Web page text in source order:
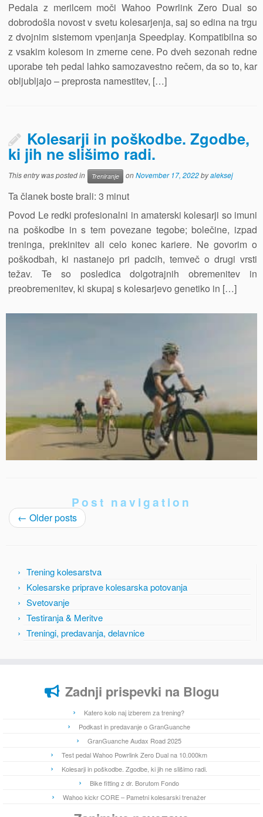
Pedala z merilcem moči Wahoo Powrlink Zero Dual so
dobrodošla novost v svetu kolesarjenja, saj so edina na trgu
z dvojnim sistemom vpenjanja Speedplay. Kompatibilna so
z vsakim kolesom in zmerne cene. Po dveh sezonah redne
uporabe teh pedal lahko samozavestno rečem, da so to, kar
obljubljajo – preprosta namestitev, […]
Kolesarji in poškodbe. Zgodbe,
ki jih ne slišimo radi.
This entry was posted in Treniranje onNovember 17, 2022byaleksej
Ta članek boste brali: 3 minut
Povod Le redki profesionalni in amaterski kolesarji so imuni
na poškodbe in s tem povezane tegobe; bolečine, izpad
treninga, prekinitev ali celo konec kariere. Ne govorim o
poškodbah, ki nastanejo pri padcih, temveč o drugi vrsti
težav. Te so posledica dolgotrajnih obremenitev in
preobremenitev, ki skupaj s kolesarjevo genetiko in […]
Post navigation
← Older posts
Trening kolesarstva
Kolesarske priprave kolesarska potovanja
Svetovanje
Testiranja & Meritve
Treningi, predavanja, delavnice
Zadnji prispevki na Blogu
Katero kolo naj izberem za trening?
Podkast in predavanje o GranGuanche
GranGuanche Audax Road 2025
Test pedal Wahoo Powrlink Zero Dual na 10.000km
Kolesarji in poškodbe. Zgodbe, ki jih ne slišimo radi.
Bike fitting z dr. Borutom Fondo
Wahoo kickr CORE – Pametni kolesarski trenažer